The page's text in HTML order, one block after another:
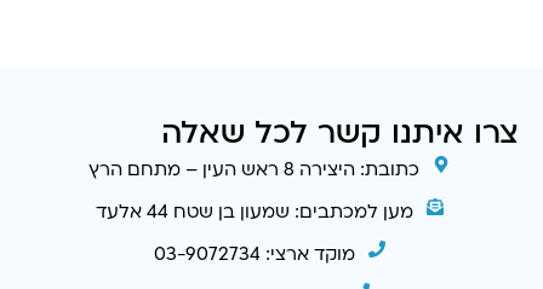
צרו איתנו קשר לכל שאלה
כתובת: היצירה 8 ראש העין – מתחם הרץ
מען למכתבים: שמעון בן שטח 44 אלעד
מוקד ארצי: 03-9072734